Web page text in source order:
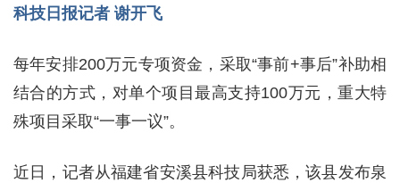
科技日报记者 谢开飞
每年安排200万元专项资金，采取“事前+事后”补助相
结合的方式，对单个项目最高支持100万元，重大特
殊项目采取“一事一议”。
近日，记者从福建省安溪县科技局获悉，该县发布泉